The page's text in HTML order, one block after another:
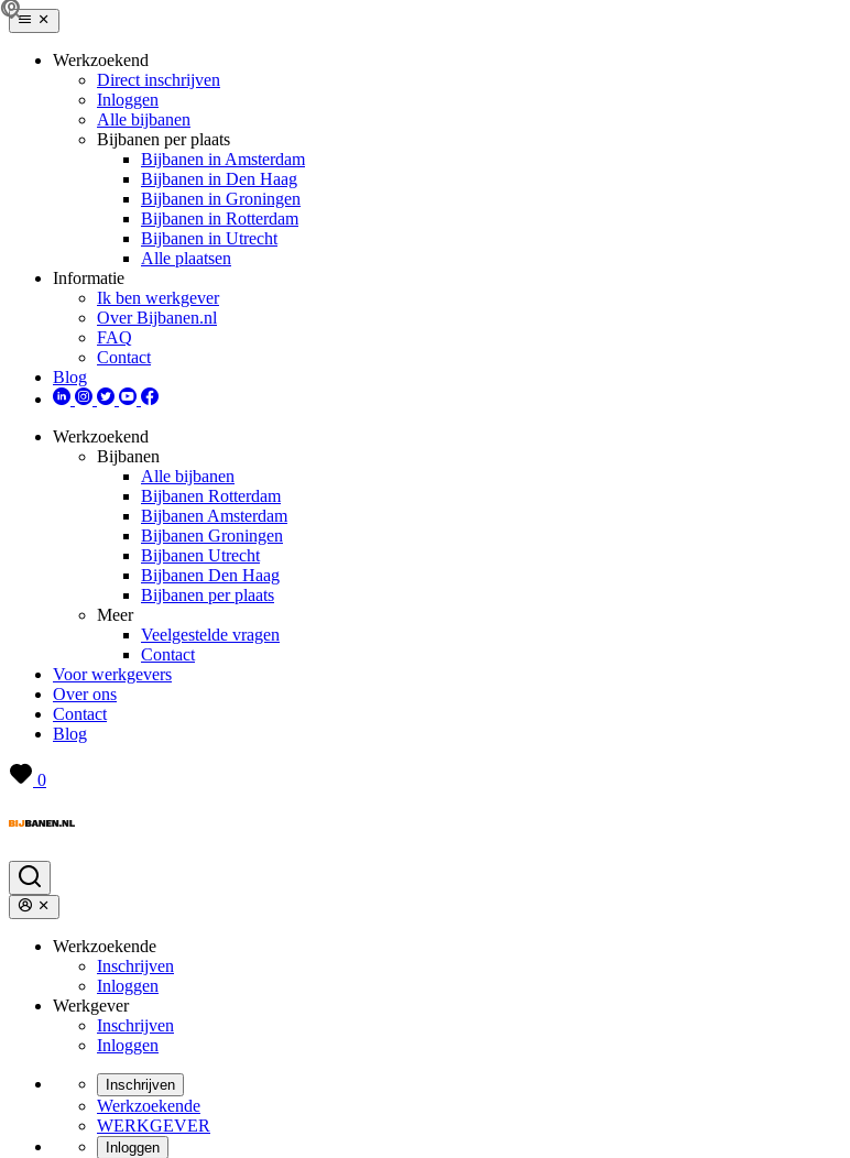
Werkzoekend
Direct inschrijven
Inloggen
Alle bijbanen
Bijbanen per plaats
Bijbanen in Amsterdam
Bijbanen in Den Haag
Bijbanen in Groningen
Bijbanen in Rotterdam
Bijbanen in Utrecht
Alle plaatsen
Informatie
Ik ben werkgever
Over Bijbanen.nl
FAQ
Contact
Blog
Werkzoekend
Bijbanen
Alle bijbanen
Bijbanen Rotterdam
Bijbanen Amsterdam
Bijbanen Groningen
Bijbanen Utrecht
Bijbanen Den Haag
Bijbanen per plaats
Meer
Veelgestelde vragen
Contact
Voor werkgevers
Over ons
Contact
Blog
0
Werkzoekende
Inschrijven
Inloggen
Werkgever
Inschrijven
Inloggen
Inschrijven
Werkzoekende
WERKGEVER
Inloggen